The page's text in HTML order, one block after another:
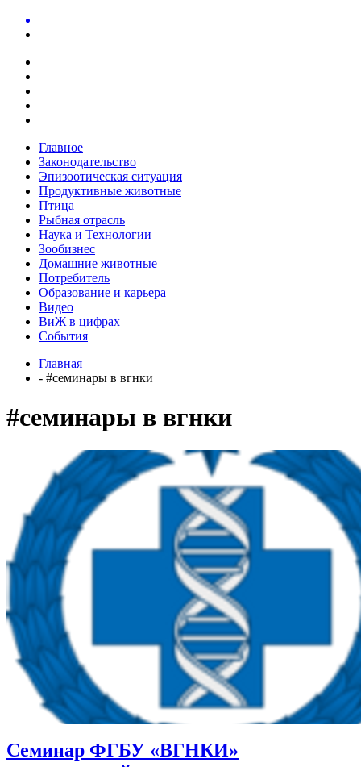
Главное
Законодательство
Эпизоотическая ситуация
Продуктивные животные
Птица
Рыбная отрасль
Наука и Технологии
Зообизнес
Домашние животные
Потребитель
Образование и карьера
Видео
ВиЖ в цифрах
События
Главная
- #семинары в вгнки
#семинары в вгнки
Семинар ФГБУ «ВГНКИ»